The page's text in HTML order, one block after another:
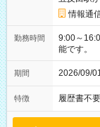
情報通
勤務時間
9:00～
能です。
期間 2026/09/
特徴 履歴書不要